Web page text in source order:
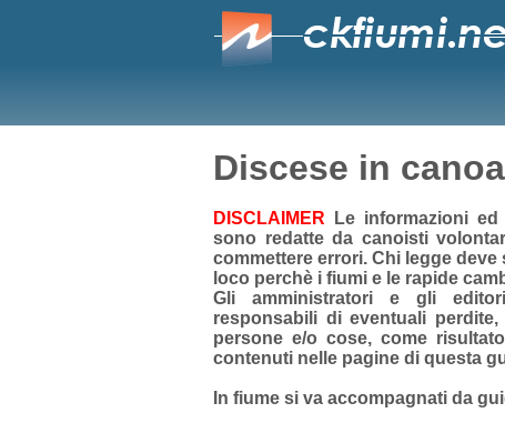
Discese in canoa
DISCLAIMER Le informazioni
sono redatte da canoisti
commettere errori. Chi legge
loco perchè i fiumi e le rapide
Gli amministratori e gli
responsabili di eventuali
persone e/o cose, come
contenuti nelle pagine di questa
In fiume si va accompagnati da